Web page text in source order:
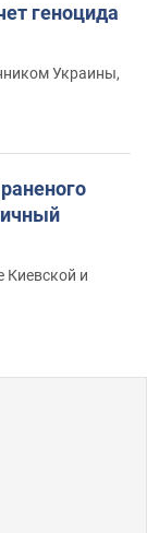
геноцида
Украины,
Киевской и